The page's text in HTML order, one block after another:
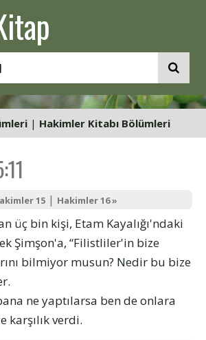
| Hakimler Kitabı Bölümleri
15 | Hakimler 16 »
üç bin kişi, Etam Kayalığı'ndaki
Şimşon'a, “Filistliler'in bize
bilmiyor musun? Nedir bu bize
ne yaptılarsa ben de onlara
karşılık verdi.